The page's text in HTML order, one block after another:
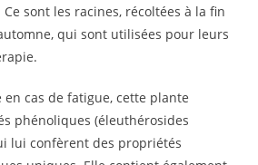
sont les racines, récoltées à la fin
qui sont utilisées pour leurs
en cas de fatigue, cette plante
phénoliques (éleuthérosides
lui confèrent des propriétés